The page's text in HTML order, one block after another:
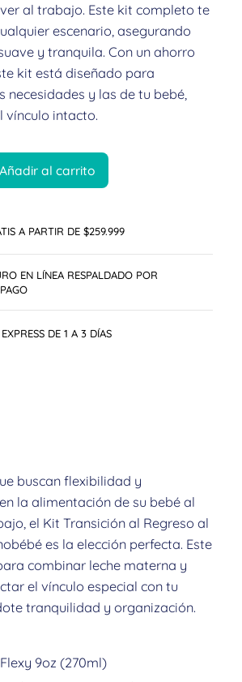
al trabajo. Este kit completo te
escenario, asegurando
y tranquila. Con un ahorro
kit está diseñado para
necesidades y las de tu bebé,
vínculo intacto.
Añadir al carrito
A PARTIR DE $259.999
EN LÍNEA RESPALDADO POR
DE 1 A 3 DÍAS
buscan flexibilidad y
la alimentación de su bebé al
el Kit Transición al Regreso al
es la elección perfecta. Este
combinar leche materna y
el vínculo especial con tu
tranquilidad y organización.
9oz (270ml)